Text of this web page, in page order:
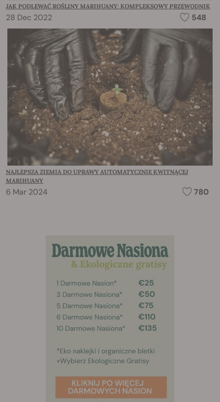
JAK PODLEWAĆ ROŚLINY MARIHUANY: KOMPLEKSOWY PRZEWODNIK
28 Dec 2022 548
NAJLEPSZA ZIEMIA DO UPRAWY AUTOMATYCZNIE KWITNĄCEJ
MARIHUANY
6 Mar 2024 780